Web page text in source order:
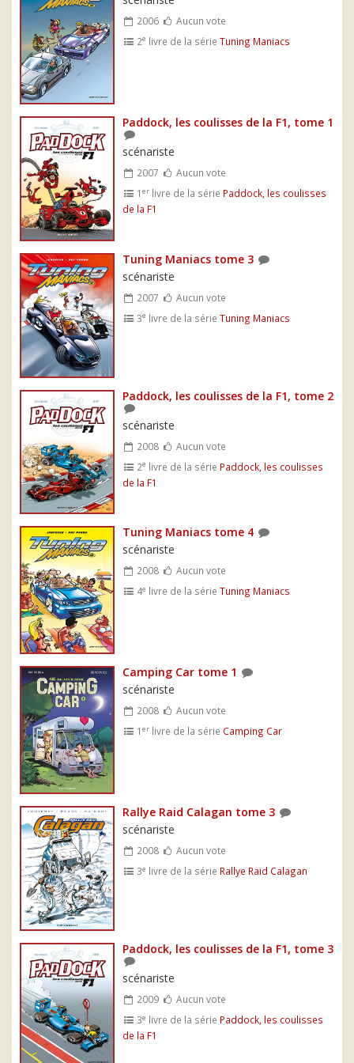
2006
Aucun vote
2e livre de la sérieTuning Maniacs
Paddock, les coulisses de la F1, tome 1
scénariste
2007
Aucun vote
1er livre de la série Paddock, les coulisses
de la F1
Tuning Maniacs tome 3
scénariste
2007
Aucun vote
3e livre de la sérieTuning Maniacs
Paddock, les coulisses de la F1, tome 2
scénariste
2008
Aucun vote
2e livre de la série Paddock, les coulisses
de la F1
Tuning Maniacs tome 4
scénariste
2008
Aucun vote
4e livre de la sérieTuning Maniacs
Camping Car tome 1
scénariste
2008
Aucun vote
1er livre de la série Camping Car
Rallye Raid Calagan tome 3
scénariste
2008
Aucun vote
3e livre de la série Rallye Raid Calagan
Paddock, les coulisses de la F1, tome 3
scénariste
2009
Aucun vote
3e livre de la série Paddock, les coulisses
de la F1